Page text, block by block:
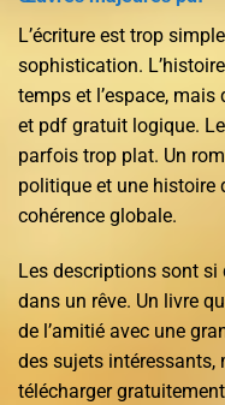
L’écriture est trop
sophistication.
temps et l’espace,
et pdf gratuit logique.
parfois trop plat. Un
politique et une histoire
cohérence globale.
Les descriptions sont si
dans un rêve. Un livre
de l’amitié avec une
des sujets
télécharger gratuitement